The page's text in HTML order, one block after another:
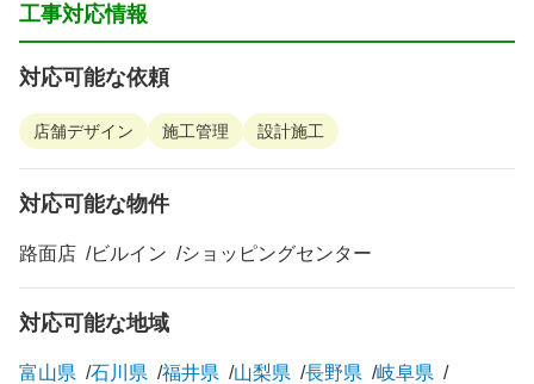
工事対応情報
対応可能な依頼
店舗デザイン 施工管理 設計施工
対応可能な物件
路面店 ビルイン ショッピングセンター
対応可能な地域
富山県 石川県 福井県 山梨県 長野県
岐阜県